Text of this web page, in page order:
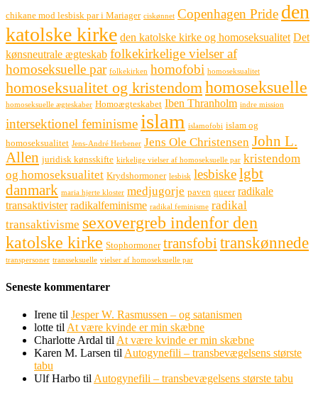
chikane mod lesbisk par i Mariager ciskønnet Copenhagen Pride den
katolske kirke den katolske kirke og homoseksualitet Det
kønsneutrale ægteskab folkekirkelige vielser af
homoseksuelle par folkekirken homofobi homoseksualitet
homoseksualitet og kristendomhomoseksuelle
homoseksuelle ægteskaber Homoægteskabet Iben Thranholm indre mission
intersektionel feminisme islam islamofobi islam og
homoseksualitet Jens-André Herbener Jens Ole Christensen John L.
Allen juridisk kønsskifte kirkelige vielser af homoseksuelle par kristendom
og homoseksualitet Krydshormoner lesbisk lesbiskelgbt
danmark maria hjerte kloster medjugorje paven queer radikale
transaktivister radikalfeminisme radikal feminisme radikal
transaktivisme sexovergreb indenfor den
katolske kirke Stophormoner transfobi transkønnede
transpersoner transseksuelle vielser af homoseksuelle par
Seneste kommentarer
Irene til Jesper W. Rasmussen – og satanismen
lotte til At være kvinde er min skæbne
Charlotte Ardal til At være kvinde er min skæbne
Karen M. Larsen til Autogynefili – transbevægelsens største
tabu
Ulf Harbo til Autogynefili – transbevægelsens største tabu